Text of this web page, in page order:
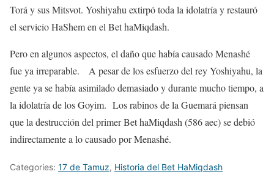
Torá y sus Mitsvot. Yoshiyahu extirpó toda la idolatría y restauró
el servicio HaShem en el Bet haMiqdash.
Pero en algunos aspectos, el daño que había causado Menashé
fue ya irreparable. A pesar de los esfuerzo del rey Yoshiyahu, la
gente ya se había asimilado demasiado y durante mucho tiempo, a
la idolatría de los Goyim. Los rabinos de la Guemará piensan
que la destrucción del primer Bet haMiqdash (586 aec) se debió
indirectamente a lo causado por Menashé.
Categories: 17 de Tamuz, Historia del Bet HaMiqdash